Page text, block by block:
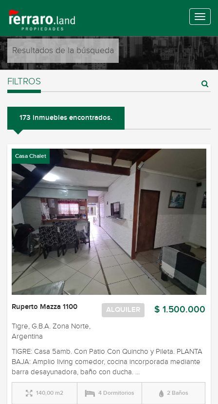
Resultados de la búsqueda
FILTROS
173 inmuebles encontrados.
Casa Chalet
$ 1.500.000
ALQUILER
Ruperto Mazza 1100
Tigre, G.B.A. Zona Norte,
Argentina
TIGRE: Casa 5amb. Con Patio Con Quincho y Pileta. PLANTA
BAJA: Amplio living comedor, cocina incorporada mediante
barra desayunadora, baño con ducha. ...
140,00 m2 4 Dormitorios 2 Baños